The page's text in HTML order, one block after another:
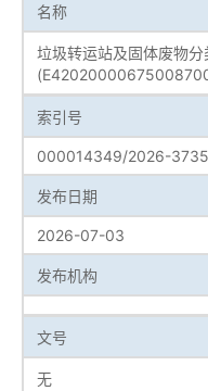
名称
垃圾转运站及固体废物
索引号
000014349/2026-
发布日期
2026-07-03
发布机构
文号
无